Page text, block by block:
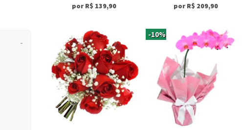
por R$ 139,90 por R$ 209,90
-10%